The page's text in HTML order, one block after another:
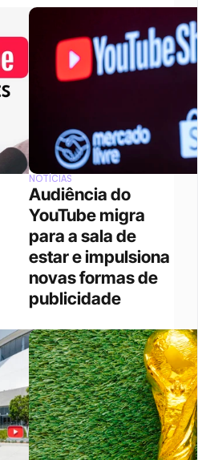
NOTÍCIAS
Audiência do
YouTube migra
para a sala de
estar e impulsiona
novas formas de
publicidade